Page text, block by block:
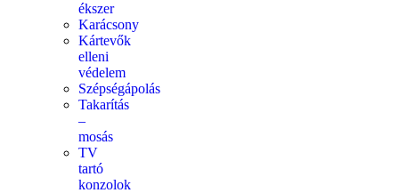
ékszer
Karácsony
Kártevők
elleni
védelem
Szépségápolás
Takarítás
–
mosás
TV
tartó
konzolok